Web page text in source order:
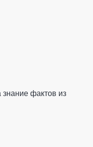
знание фактов из